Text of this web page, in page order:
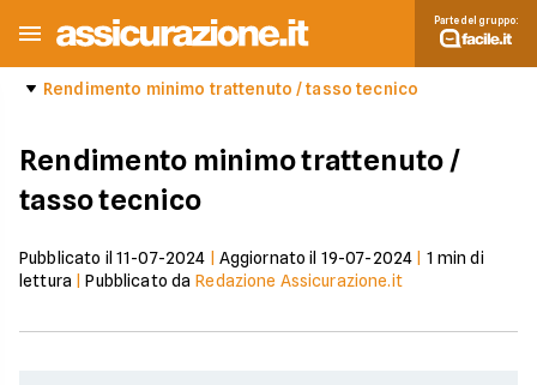
Parte del gruppo:
Rendimento minimo trattenuto / tasso tecnico
Rendimento minimo trattenuto /
tasso tecnico
Pubblicato il 11-07-2024 Aggiornato il 19-07-2024 1 min di
lettura |Pubblicato da Redazione Assicurazione.it